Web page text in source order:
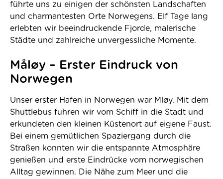
führte uns zu einigen der schönsten Landschaften
und charmantesten Orte Norwegens. Elf Tage lang
erlebten wir beeindruckende Fjorde, malerische
Städte und zahlreiche unvergessliche Momente.
Måløy – Erster Eindruck von
Norwegen
Unser erster Hafen in Norwegen war Mløy. Mit dem
Shuttlebus fuhren wir vom Schiff in die Stadt und
erkundeten den kleinen Küstenort auf eigene Faust.
Bei einem gemütlichen Spaziergang durch die
Straßen konnten wir die entspannte Atmosphäre
genießen und erste Eindrücke vom norwegischen
Alltag gewinnen. Die Nähe zum Meer und die